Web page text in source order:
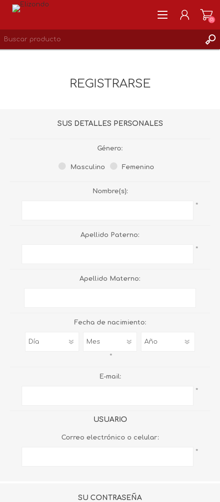
(0)
REGISTRARSE
SUS DETALLES PERSONALES
Género:
Masculino Femenino
Nombre(s):
*
Apellido Paterno:
*
Apellido Materno:
Fecha de nacimiento:
*
E-mail:
*
USUARIO
Correo electrónico o celular:
*
SU CONTRASEÑA